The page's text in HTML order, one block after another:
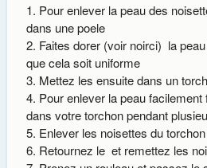
Pour enlever la peau des
dans une poele
Faites dorer (voir noirci) la
que cela soit uniforme
Mettez les ensuite dans un
Pour enlever la peau
dans votre torchon pendant
Enlever les noisettes du torchon
Retournez le et remettez les